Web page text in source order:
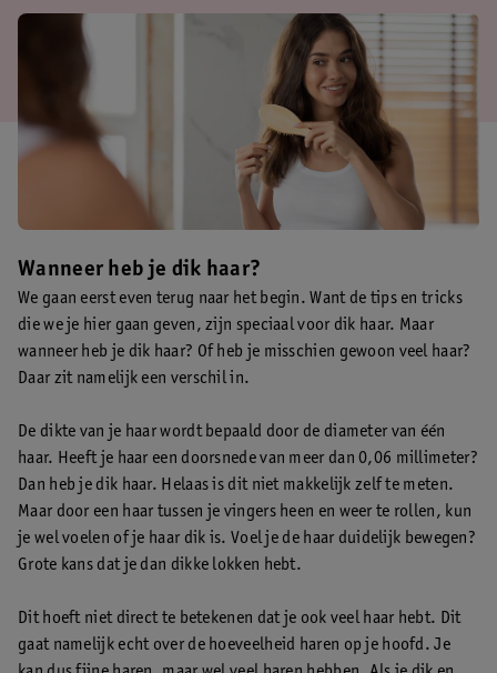
Wanneer heb je dik haar?
We gaan eerst even terug naar het begin. Want de tips en tricks
die we je hier gaan geven, zijn speciaal voor dik haar. Maar
wanneer heb je dik haar? Of heb je misschien gewoon veel haar?
Daar zit namelijk een verschil in.
De dikte van je haar wordt bepaald door de diameter van één
haar. Heeft je haar een doorsnede van meer dan 0,06 millimeter?
Dan heb je dik haar. Helaas is dit niet makkelijk zelf te meten.
Maar door een haar tussen je vingers heen en weer te rollen, kun
je wel voelen of je haar dik is. Voel je de haar duidelijk bewegen?
Grote kans dat je dan dikke lokken hebt.
Dit hoeft niet direct te betekenen dat je ook veel haar hebt. Dit
gaat namelijk echt over de hoeveelheid haren op je hoofd. Je